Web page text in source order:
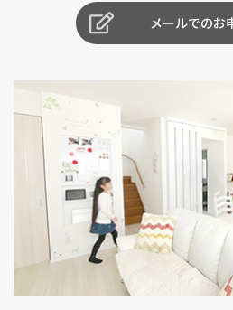
メールでのお